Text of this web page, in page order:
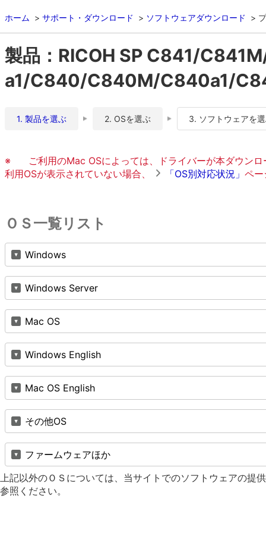
ホーム サポート・ダウンロード ソフトウェアダウンロード
製品：RICOH SP C841/
a1/C840/C840M/C840a1/
1. 製品を選ぶ 2. OSを選ぶ 3. ソフトウェアを
※
ご利用のMac OSによっては、ドライバーが本ダウン
利用OSが表示されていない場合、
「OS別対応状況」 ペー
ＯＳ一覧リスト
Windows
Windows Server
Mac OS
Windows English
Mac OS English
その他OS
ファームウェアほか
上記以外のＯＳについては、当サイトでのソフトウェアの提
参照ください。